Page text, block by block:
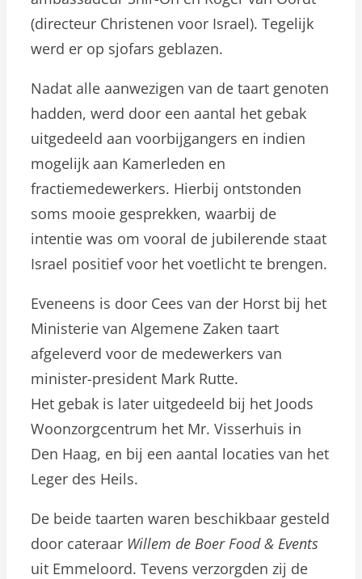
(directeur Christenen voor Israel). Tegelijk
werd er op sjofars geblazen.
Nadat alle aanwezigen van de taart genoten
hadden, werd door een aantal het gebak
uitgedeeld aan voorbijgangers en indien
mogelijk aan Kamerleden en
fractiemedewerkers. Hierbij ontstonden
soms mooie gesprekken, waarbij de
intentie was om vooral de jubilerende staat
Israel positief voor het voetlicht te brengen.
Eveneens is door Cees van der Horst bij het
Ministerie van Algemene Zaken taart
afgeleverd voor de medewerkers van
minister-president Mark Rutte.
Het gebak is later uitgedeeld bij het Joods
Woonzorgcentrum het Mr. Visserhuis in
Den Haag, en bij een aantal locaties van het
Leger des Heils.
De beide taarten waren beschikbaar gesteld
door cateraar Willem de Boer Food & Events
uit Emmeloord. Tevens verzorgden zij de